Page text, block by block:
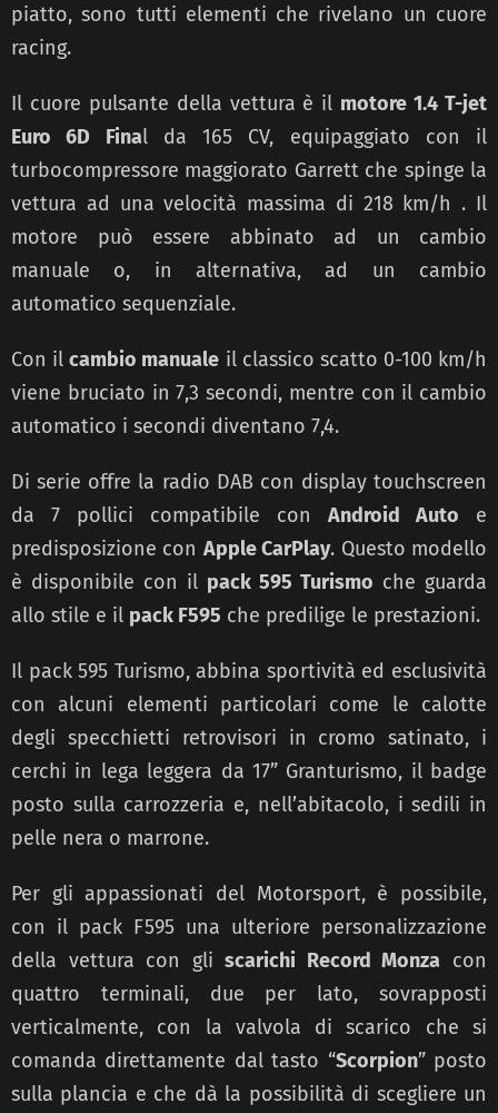
piatto, sono tutti elementi che rivelano un cuore
racing.
Il cuore pulsante della vettura è il motore 1.4 T-jet
Euro 6D Final da 165 CV, equipaggiato con il
turbocompressore maggiorato Garrett che spinge la
vettura ad una velocità massima di 218 km/h . Il
motore può essere abbinato ad un cambio
manuale o, in alternativa, ad un cambio
automatico sequenziale.
Con ilcambio manuale il classico scatto 0-100 km/h
viene bruciato in 7,3 secondi, mentre con il cambio
automatico i secondi diventano 7,4.
Di serie offre la radio DAB con display touchscreen
da 7 pollici compatibile con Android Auto e
predisposizione con Apple CarPlay. Questo modello
è disponibile con il pack 595 Turismo che guarda
allo stile e il pack F595 che predilige le prestazioni.
Il pack 595 Turismo, abbina sportività ed esclusività
con alcuni elementi particolari come le calotte
degli specchietti retrovisori in cromo satinato, i
cerchi in lega leggera da 17” Granturismo, il badge
posto sulla carrozzeria e, nell’abitacolo, i sedili in
pelle nera o marrone.
Per gli appassionati del Motorsport, è possibile,
con il pack F595 una ulteriore personalizzazione
della vettura con gliscarichi Record Monza con
quattro terminali, due per lato, sovrapposti
verticalmente, con la valvola di scarico che si
comanda direttamente dal tasto “Scorpion” posto
sulla plancia e che dà la possibilità di scegliere un